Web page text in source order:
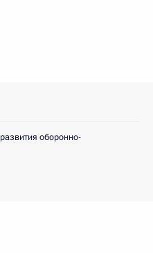
оборонно-